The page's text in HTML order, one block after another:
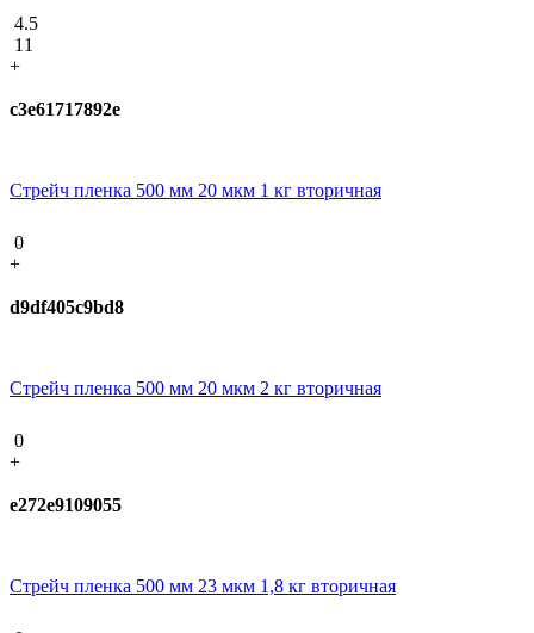
4.5
11
+
c3e61717892e
Стрейч пленка 500 мм 20 мкм 1 кг вторичная
0
+
d9df405c9bd8
Стрейч пленка 500 мм 20 мкм 2 кг вторичная
0
+
e272e9109055
Стрейч пленка 500 мм 23 мкм 1,8 кг вторичная